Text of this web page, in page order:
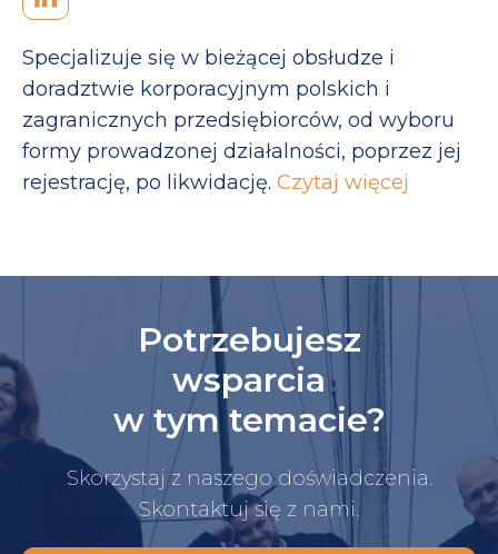
Specjalizuje się w bieżącej obsłudze i
doradztwie korporacyjnym polskich i
zagranicznych przedsiębiorców, od wyboru
formy prowadzonej działalności, poprzez jej
rejestrację, po likwidację. Czytaj więcej
Potrzebujesz
wsparcia
w tym temacie?
Skorzystaj z naszego doświadczenia.
Skontaktuj się z nami.